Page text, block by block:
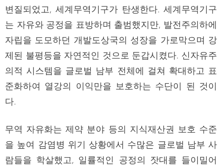
변질되었고, 세계무역기구가 탄생한다. 세계무역기구
는 자유와 공정을 표방하며 출범했지만, 발전주의하에
자립을 도모하던 개발도상국의 성장을 가로막으며 강
제된 불평등을 자연적인 것으로 둔갑시켰다. 신자유주
의적 시스템을 글로벌 남부 전체에 걸쳐 확대하고 표
준화하여 열강의 이익만을 보호하는 수단이 된 것이
다.
무역 자유화는 제약 분야 등의 지식재산권 보호 수준
을 높여 감염병 위기 상황에서 수많은 글로벌 남부 사
람들을 학살했고, 일률적인 공정의 잣대를 들이밀어